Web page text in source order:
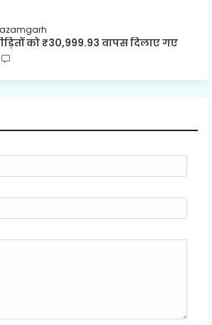
azamgarh
को ₹30,999.93 वापस दिलाए गए